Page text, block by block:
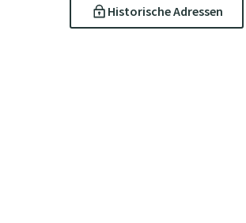
Historische Adressen